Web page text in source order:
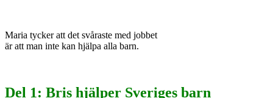
Maria tycker att det svåraste med jobbet
är att man inte kan hjälpa alla barn.
Del 1: Bris hjälper Sveriges barn